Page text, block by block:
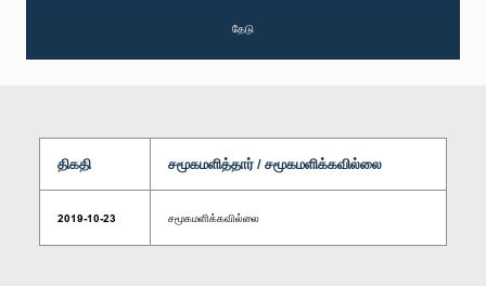
தேடு
திகதி சமூகமளித்தார் / சமூகமளிக்கவில்லை
2019-10-23 சமூகமளிக்கவில்லை